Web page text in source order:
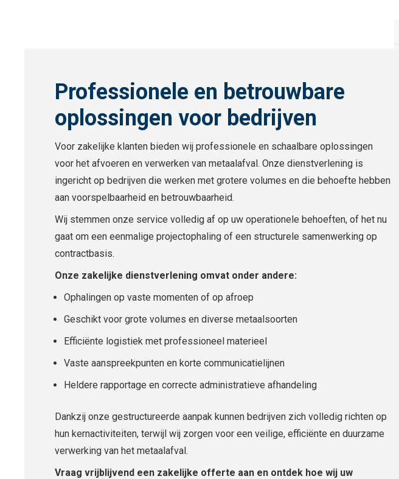
Professionele en betrouwbare
oplossingen voor bedrijven
Voor zakelijke klanten bieden wij professionele en schaalbare oplossingen
voor het afvoeren en verwerken van metaalafval. Onze dienstverlening is
ingericht op bedrijven die werken met grotere volumes en die behoefte hebben
aan voorspelbaarheid en betrouwbaarheid.
Wij stemmen onze service volledig af op uw operationele behoeften, of het nu
gaat om een eenmalige projectophaling of een structurele samenwerking op
contractbasis.
Onze zakelijke dienstverlening omvat onder andere:
Ophalingen op vaste momenten of op afroep
Geschikt voor grote volumes en diverse metaalsoorten
Efficiënte logistiek met professioneel materieel
Vaste aanspreekpunten en korte communicatielijnen
Heldere rapportage en correcte administratieve afhandeling
Dankzij onze gestructureerde aanpak kunnen bedrijven zich volledig richten op
hun kernactiviteiten, terwijl wij zorgen voor een veilige, efficiënte en duurzame
verwerking van het metaalafval.
Vraag vrijblijvend een zakelijke offerte aan en ontdek hoe wij uw